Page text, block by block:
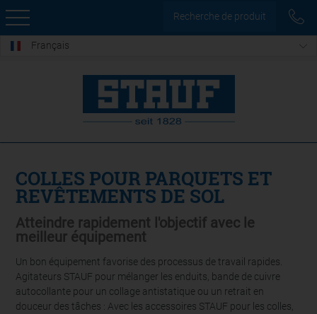
Recherche de produit
Français
COLLES POUR PARQUETS ET
REVÊTEMENTS DE SOL
Atteindre rapidement l'objectif avec le
meilleur équipement
Un bon équipement favorise des processus de travail rapides.
Agitateurs STAUF pour mélanger les enduits, bande de cuivre
autocollante pour un collage antistatique ou un retrait en
douceur des tâches : Avec les accessoires STAUF pour les colles,